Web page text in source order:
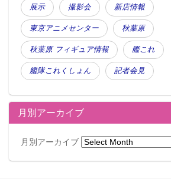
展示 撮影会 新店情報
東京アニメセンター 秋葉原
秋葉原 フィギュア情報 艦これ
艦隊これくしょん 記者会見
月別アーカイブ
月別アーカイブ